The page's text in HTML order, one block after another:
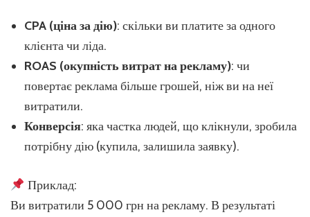
CPA (ціна за дію): скільки ви платите за одного
клієнта чи ліда.
ROAS (окупність витрат на рекламу): чи
повертає реклама більше грошей, ніж ви на неї
витратили.
Конверсія: яка частка людей, що клікнули, зробила
потрібну дію (купила, залишила заявку).
Приклад:
Ви витратили 5 000 грн на рекламу. В результаті